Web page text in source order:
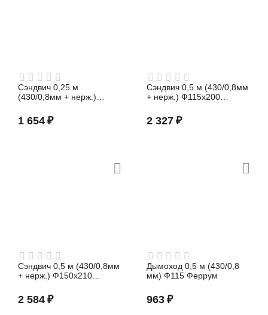
Сэндвич 0,25 м
(430/0,8мм + нерж.)
1 654 ₽
Сэндвич 0,5 м (430/0,8мм
+ нерж.) Ф115х200
2 327 ₽
Сэндвич 0,5 м (430/0,8мм
+ нерж.) Ф150х210
2 584 ₽
Дымоход 0,5 м (430/0,8
мм) Ф115 Феррум
963 ₽